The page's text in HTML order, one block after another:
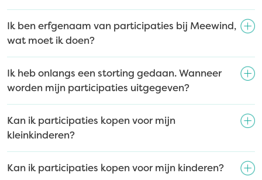
Ik ben erfgenaam van participaties bij Meewind,
wat moet ik doen?
Ik heb onlangs een storting gedaan. Wanneer
worden mijn participaties uitgegeven?
Kan ik participaties kopen voor mijn
kleinkinderen?
Kan ik participaties kopen voor mijn kinderen?